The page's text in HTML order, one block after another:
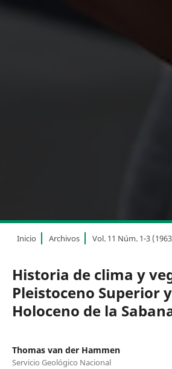
Inicio Archivos Vol. 11 Núm. 1-3
Historia de clima y
Pleistoceno Superior
Holoceno de la
Thomas van der Hammen
Servicio Geológico Nacional